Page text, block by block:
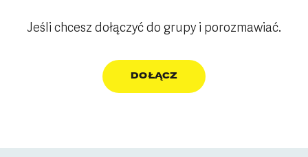
Jeśli chcesz dołączyć do grupy i porozmawiać.
DOŁĄCZ